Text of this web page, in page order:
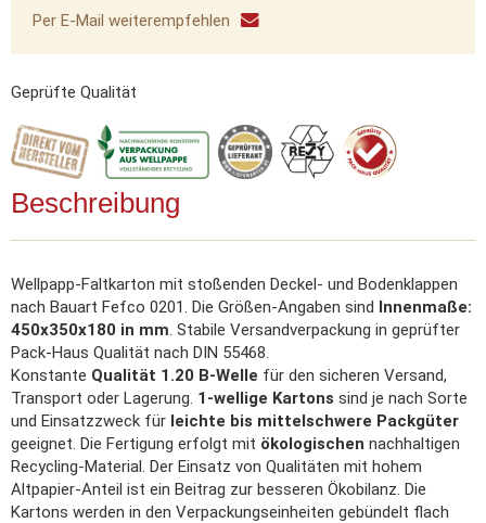
Per E-Mail weiterempfehlen
Geprüfte Qualität
Beschreibung
Wellpapp-Faltkarton mit stoßenden Deckel- und Bodenklappen
nach Bauart Fefco 0201. Die Größen-Angaben sind Innenmaße:
450x350x180 in mm. Stabile Versandverpackung in geprüfter
Pack-Haus Qualität nach DIN 55468.
Konstante Qualität 1.20 B-Welle für den sicheren Versand,
Transport oder Lagerung. 1-wellige Kartons sind je nach Sorte
und Einsatzzweck für leichte bis mittelschwere Packgüter
geeignet. Die Fertigung erfolgt mit ökologischen nachhaltigen
Recycling-Material. Der Einsatz von Qualitäten mit hohem
Altpapier-Anteil ist ein Beitrag zur besseren Ökobilanz. Die
Kartons werden in den Verpackungseinheiten gebündelt flach